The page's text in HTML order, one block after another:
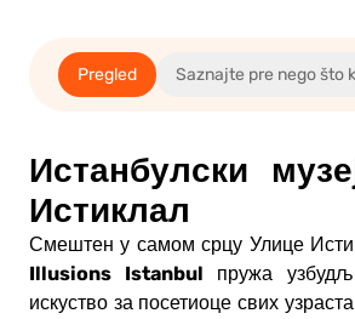
Pregled Saznajte pre nego što
Истанбулски
Истиклал
Смештен у самом срцу Улице
Illusions Istanbul пружа
искуство за посетиоце свих